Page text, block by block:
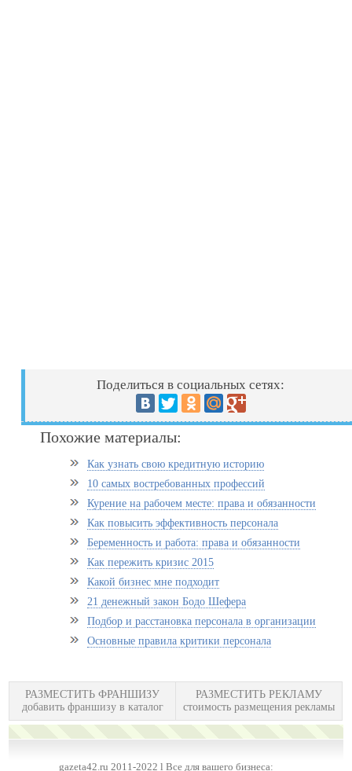
Поделиться в социальных сетях:
Похожие материалы:
Как узнать свою кредитную историю
10 самых востребованных профессий
Курение на рабочем месте: права и обязанности
Как повысить эффективность персонала
Беременность и работа: права и обязанности
Как пережить кризис 2015
Какой бизнес мне подходит
21 денежный закон Бодо Шефера
Подбор и расстановка персонала в организации
Основные правила критики персонала
РАЗМЕСТИТЬ ФРАНШИЗУ
добавить франшизу в каталог
РАЗМЕСТИТЬ РЕКЛАМУ
стоимость размещения рекламы
gazeta42.ru 2011-2022 l Все для вашего бизнеса: